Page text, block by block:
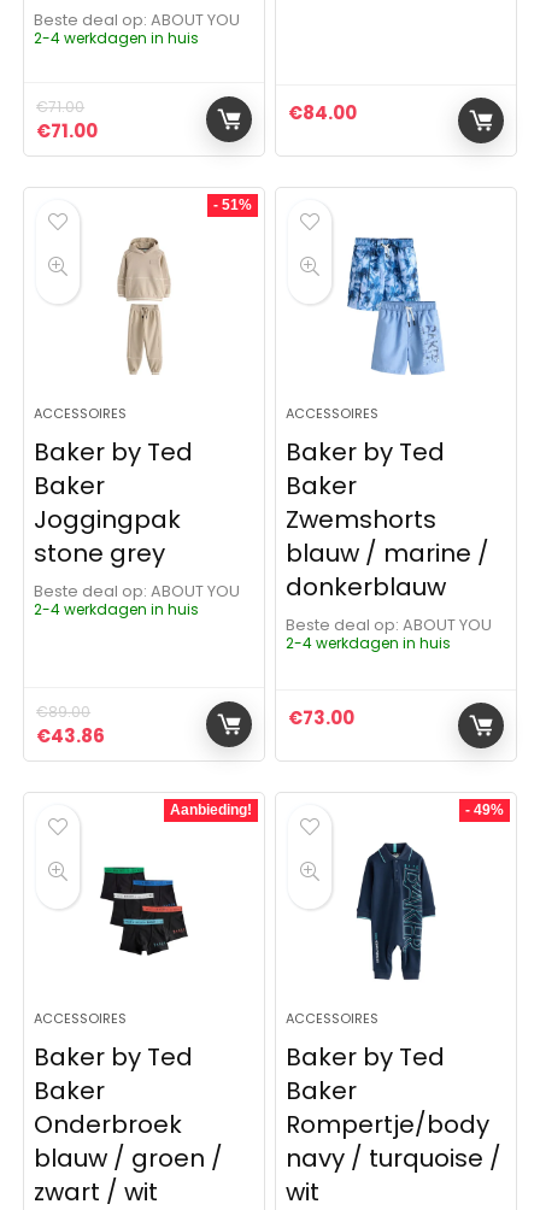
Beste deal op:
ABOUT YOU
2-4 werkdagen in huis
€71.00
Oorspronkelijke prijs was: €71.00.
€71.00Huidige prijs is: €71.00.
€84.00
- 51%
ACCESSOIRES
Baker by Ted
Baker
Joggingpak
stone grey
Beste deal op:
ABOUT YOU
2-4 werkdagen in huis
€89.00
Oorspronkelijke prijs was: €89.00.
€43.86 Huidige prijs is: €43.86.
ACCESSOIRES
Baker by Ted
Baker
Zwemshorts
blauw / marine /
donkerblauw
Beste deal op:
ABOUT YOU
2-4 werkdagen in huis
€73.00
Aanbieding!
ACCESSOIRES
Baker by Ted
Baker
Onderbroek
blauw / groen /
zwart / wit
- 49%
ACCESSOIRES
Baker by Ted
Baker
Rompertje/body
navy / turquoise /
wit